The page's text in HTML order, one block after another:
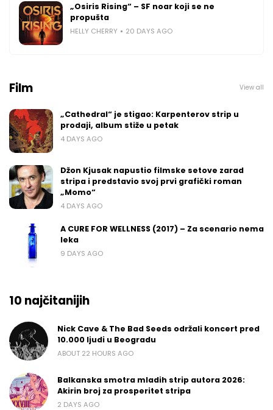
„Osiris Rising“ – SF noar koji se ne
propušta
HELLY CHERRY 20 DAYS AGO
Film View all
„Cathedral“ je stigao: Karpenterov strip u
prodaji, album stiže u petak
4 DAYS AGO
Džon Kjusak napustio filmske setove zarad
stripa i predstavio svoj prvi grafički roman
„Momo“
4 DAYS AGO
A CURE FOR WELLNESS (2017) – Za scenario nema
leka
9 DAYS AGO
10 najčitanijih
Nick Cave & The Bad Seeds održali koncert pred
10.000 ljudi u Beogradu
ABOUT 22 HOURS AGO
Balkanska smotra mladih strip autora 2026:
Akirin broj za prosperitet stripa
2 DAYS AGO